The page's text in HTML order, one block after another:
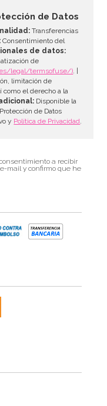
de Datos
Transferencias
Consentimiento del
de datos:
de
legal/termsofuse/). |
limitación de
como el derecho a la
Disponible la
de Datos
y Política de Privacidad.
a recibir
mail y confirmo que he